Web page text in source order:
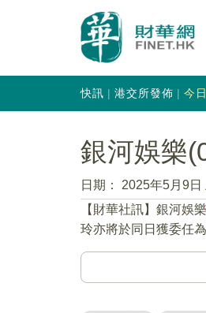
快訊 港交所發佈 今
銀河娛樂
日期：
2025年5月9日
【財華社訊】銀河娛
玲亦將於同日獲委任